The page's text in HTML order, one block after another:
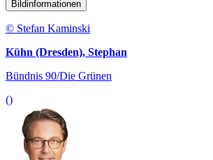
Bildinformationen
© Stefan Kaminski
Kühn (Dresden), Stephan
Bündnis 90/Die Grünen
()